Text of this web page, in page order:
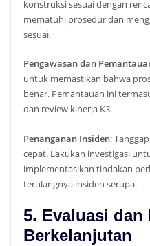
konstruksi sesuai dengan
mematuhi prosedur dan
sesuai.
Pengawasan dan
untuk memastikan bahwa
benar. Pemantauan ini
dan review kinerja K3.
Penanganan Insiden:
cepat. Lakukan investigasi
implementasikan tindakan
terulangnya insiden serupa.
5. Evaluasi dan
Berkelanjutan